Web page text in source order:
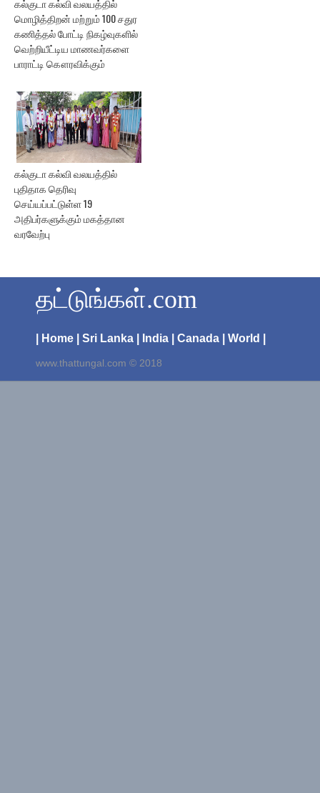
கல்குடா கல்வி வலயத்தில்
மொழித்திறன் மற்றும் 100 சதுர
கணித்தல் போட்டி நிகழ்வுகளில்
வெற்றியீட்டிய மாணவர்களை
பாராட்டி கௌரவிக்கும்
கல்குடா கல்வி வலயத்தில்
புதிதாக தெரிவு
செய்யப்பட்டுள்ள 19
அதிபர்களுக்கும் மகத்தான
வரவேற்பு
தட்டுங்கள்.com
| Home | Sri Lanka | India | Canada | World |
www.thattungal.com © 2018